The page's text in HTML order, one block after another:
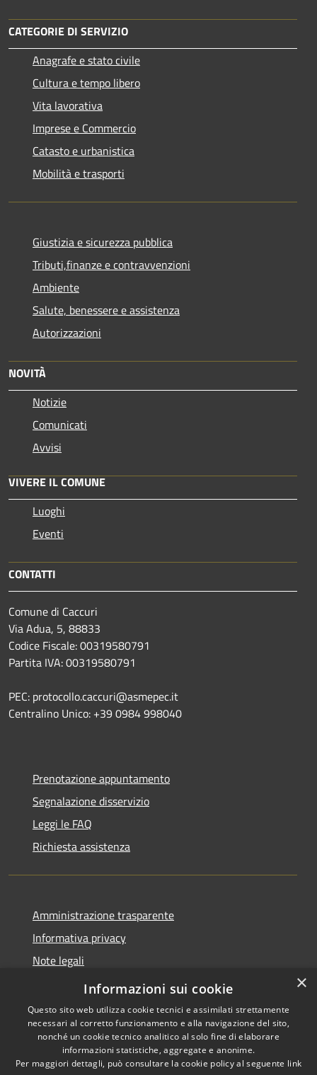
CATEGORIE DI SERVIZIO
Anagrafe e stato civile
Cultura e tempo libero
Vita lavorativa
Imprese e Commercio
Catasto e urbanistica
Mobilità e trasporti
Giustizia e sicurezza pubblica
Tributi,finanze e contravvenzioni
Ambiente
Salute, benessere e assistenza
Autorizzazioni
NOVITÀ
Notizie
Comunicati
Avvisi
VIVERE IL COMUNE
Luoghi
Eventi
CONTATTI
Comune di Caccuri
Via Adua, 5, 88833
Codice Fiscale: 00319580791
Partita IVA: 00319580791
PEC: protocollo.caccuri@asmepec.it
Centralino Unico: +39 0984 998040
Prenotazione appuntamento
Segnalazione disservizio
Leggi le FAQ
Richiesta assistenza
Amministrazione trasparente
Informativa privacy
Note legali
Dichiarazione di accessibilità
Accessibilità
Copyright © 2026 • Comune di
Caccuri • Powered by
×
Informazioni sui cookie
Questo sito web utilizza cookie tecnici e assimilati strettamente
necessari al corretto funzionamento e alla navigazione del sito,
nonché un cookie tecnico analitico al solo fine di elaborare
informazioni statistiche, aggregate e anonime.
Per maggiori dettagli, può consultare la cookie policy al seguente link